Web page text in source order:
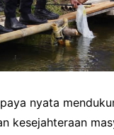
nyata
kesejahteraan